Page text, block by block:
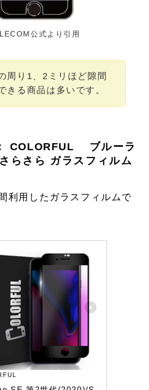
公式より引用
周り1、2ミリほど隙間
きる商品は多いです。
COLORFUL ブルーラ
らさら ガラスフィルム
利用したガラスフィルムで